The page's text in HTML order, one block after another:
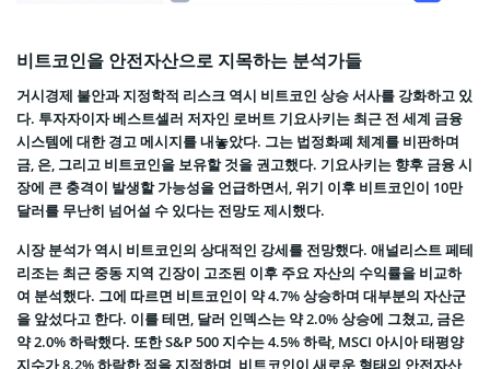
비트코인을 안전자산으로 지목하는 분석가들
거시경제 불안과 지정학적 리스크 역시 비트코인 상승 서사를 강화하고 있
다. 투자자이자 베스트셀러 저자인 로버트 기요사키는 최근 전 세계 금융
시스템에 대한 경고 메시지를 내놓았다. 그는 법정화폐 체계를 비판하며
금, 은, 그리고 비트코인을 보유할 것을 권고했다. 기요사키는 향후 금융 시
장에 큰 충격이 발생할 가능성을 언급하면서, 위기 이후 비트코인이 10만
달러를 무난히 넘어설 수 있다는 전망도 제시했다.
시장 분석가 역시 비트코인의 상대적인 강세를 전망했다. 애널리스트 페테
리조는 최근 중동 지역 긴장이 고조된 이후 주요 자산의 수익률을 비교하
여 분석했다. 그에 따르면 비트코인이 약 4.7% 상승하며 대부분의 자산군
을 앞섰다고 한다. 이를 테면, 달러 인덱스는 약 2.0% 상승에 그쳤고, 금은
약 2.0% 하락했다. 또한 S&P 500 지수는 4.5% 하락, MSCI 아시아 태평양
지수가 8.2% 하락한 점을 지적하며, 비트코인이 새로운 형태의 안전자산